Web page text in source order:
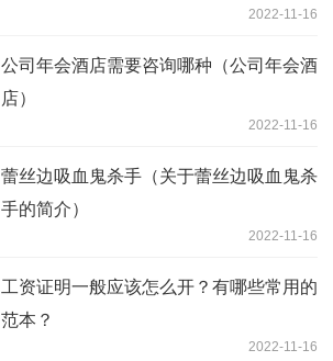
2022-11-16
公司年会酒店需要咨询哪种（公司年会酒
店）
2022-11-16
蕾丝边吸血鬼杀手（关于蕾丝边吸血鬼杀
手的简介）
2022-11-16
工资证明一般应该怎么开？有哪些常用的
范本？
2022-11-16